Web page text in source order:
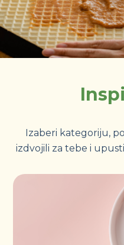
Izaberi kategoriju,
izdvojili za tebe i